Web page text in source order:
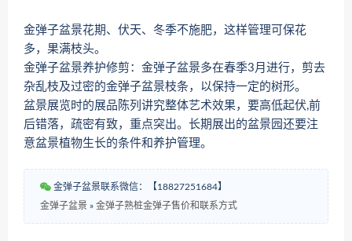
金弹子盆景花期、伏天、冬季不施肥，这样管理可保花
多，果满枝头。
金弹子盆景养护修剪：金弹子盆景多在春季3月进行，剪去
杂乱枝及过密的金弹子盆景枝条，以保持一定的树形。
盆景展览时的展品陈列讲究整体艺术效果，要高低起伏,前
后错落，疏密有致，重点突出。长期展出的盆景园还要注
意盆景植物生长的条件和养护管理。
金弹子盆景联系微信：【18827251684】
金弹子盆景 » 金弹子熟桩金弹子售价和联系方式